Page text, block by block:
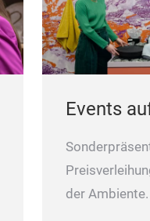
Events
der